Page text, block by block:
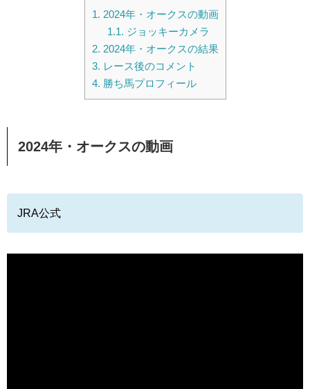
1. 2024年・オークスの動画
1.1. ジョッキーカメラ
2. 2024年・オークスの結果
3. レース後のコメント
4. 勝ち馬プロフィール
2024年・オークスの動画
JRA公式